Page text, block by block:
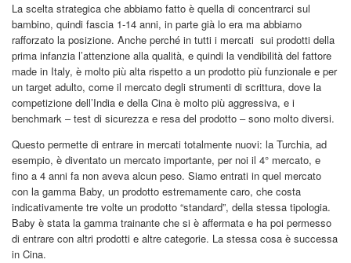
La scelta strategica che abbiamo fatto è quella di concentrarci sul
bambino, quindi fascia 1-14 anni, in parte già lo era ma abbiamo
rafforzato la posizione. Anche perché in tutti i mercati sui prodotti della
prima infanzia l’attenzione alla qualità, e quindi la vendibilità del fattore
made in Italy, è molto più alta rispetto a un prodotto più funzionale e per
un target adulto, come il mercato degli strumenti di scrittura, dove la
competizione dell’India e della Cina è molto più aggressiva, e i
benchmark – test di sicurezza e resa del prodotto – sono molto diversi.
Questo permette di entrare in mercati totalmente nuovi: la Turchia, ad
esempio, è diventato un mercato importante, per noi il 4° mercato, e
fino a 4 anni fa non aveva alcun peso. Siamo entrati in quel mercato
con la gamma Baby, un prodotto estremamente caro, che costa
indicativamente tre volte un prodotto “standard”, della stessa tipologia.
Baby è stata la gamma trainante che si è affermata e ha poi permesso
di entrare con altri prodotti e altre categorie. La stessa cosa è successa
in Cina.